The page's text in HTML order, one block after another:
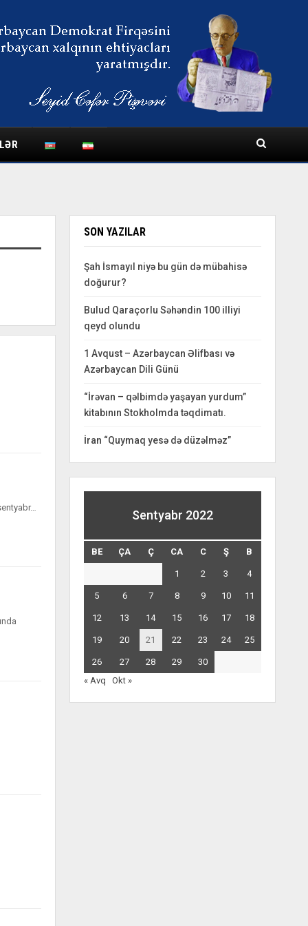
SON YAZILAR
Şah İsmayıl niyə bu gün də mübahisə
doğurur?
Bulud Qaraçorlu Səhəndin 100 illiyi
qeyd olundu
1 Avqust – Azərbaycan Əlifbası və
Azərbaycan Dili Günü
“İrəvan – qəlbimdə yaşayan yurdum”
kitabının Stokholmda təqdimatı.
İran “Quymaq yesə də düzəlməz”
Sentyabr 2022
BE ÇA Ç CA C Ş B
1 2 3 4
5 6 7 8 9 10 11
12 13 14 15 16 17 18
19 20 21 22 23 24 25
26 27 28 29
30
« Avq
Okt »